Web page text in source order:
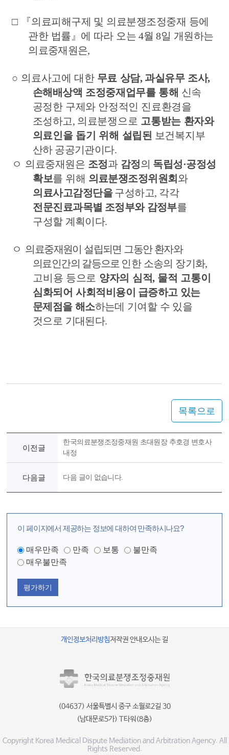
□ 『의료피해구제 및 의료분쟁조정중재 등에
관한 법률 』 에 따라 오는 4월8일 개원하는
의료중재원은,
○ 의료사고에 대한 무료 상담, 과실유무 조사,
손해배상액 조정중재업무를 통해 신속
공정한 구제와 안정적인 진료환경을
조성하고, 의료분쟁으로 고통받는 환자와
의료인을 돕기 위해 설립된 보건복지부
산하 공공기관이다.
ㅇ 의료중재원은 조정과 감정의 독립성·공정성
확보를 위해 의료분쟁조정위원회 와
의료사고감정단을 구성하고, 각각
전문진료과목별 조정부와 감정부를
구성할 계획이다.
ㅇ 의료중재원이 설립되면 그동안 환자와
의료인간의 갈등으로 인한 소송의 장기화,
고비용 등으로 양자의 심적, 물적 고통이
심화되어 사회적비용이 급증하고 있는
문제점을 해소하는데 기여할 수 있을
것으로 기대된다.
목록으로
이전글
한국의료분쟁조정중재원 초대원장 추호경 변호사
내정
다음글 다음 글이 없습니다.
이 페이지에서 제공하는 정보에 대하여 만족하시나요?
매우만족 만족 보통
불만족
매우불만족
평가하기
개인정보처리방침저작권 안내오시는 길
(04637) 서울특별시 중구 소월로2길 30
(남대문로5가) T타워(8층)
Copyright Korea Medical Dispute Mediation and Arbitration Agency. All
Rights Reserved.